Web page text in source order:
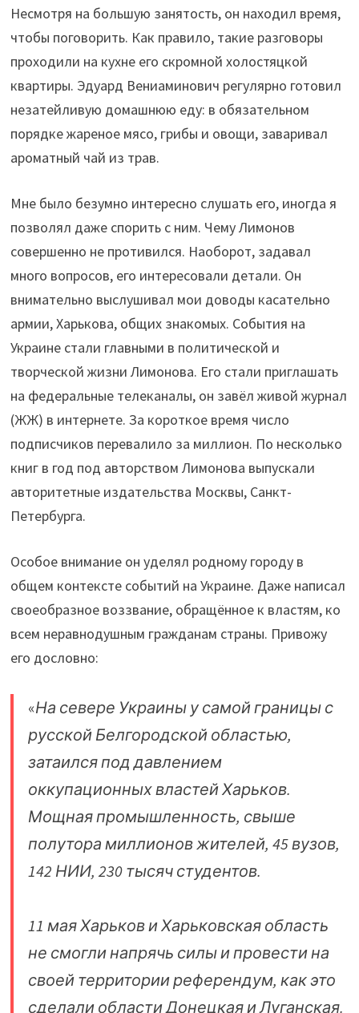
Несмотря на большую занятость, он находил время,
чтобы поговорить. Как правило, такие разговоры
проходили на кухне его скромной холостяцкой
квартиры. Эдуард Вениаминович регулярно готовил
незатейливую домашнюю еду: в обязательном
порядке жареное мясо, грибы и овощи, заваривал
ароматный чай из трав.
Мне было безумно интересно слушать его, иногда я
позволял даже спорить с ним. Чему Лимонов
совершенно не противился. Наоборот, задавал
много вопросов, его интересовали детали. Он
внимательно выслушивал мои доводы касательно
армии, Харькова, общих знакомых. События на
Украине стали главными в политической и
творческой жизни Лимонова. Его стали приглашать
на федеральные телеканалы, он завёл живой журнал
(ЖЖ) в интернете. За короткое время число
подписчиков перевалило за миллион. По несколько
книг в год под авторством Лимонова выпускали
авторитетные издательства Москвы, Санкт-
Петербурга.
Особое внимание он уделял родному городу в
общем контексте событий на Украине. Даже написал
своеобразное воззвание, обращённое к властям, ко
всем неравнодушным гражданам страны. Привожу
его дословно:
«На севере Украины у самой границы с
русской Белгородской областью,
затаился под давлением
оккупационных властей Харьков.
Мощная промышленность, свыше
полутора миллионов жителей, 45 вузов,
142 НИИ, 230 тысяч студентов.
11 мая Харьков и Харьковская область
не смогли напрячь силы и провести на
своей территории референдум, как это
сделали области Донецкая и Луганская.